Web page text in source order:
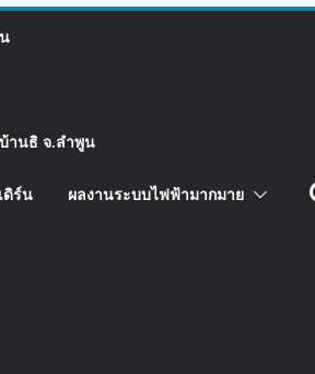
านธิ จ.ลำพูน
ดิร์น ผลงานระบบไฟฟ้ามากมาย